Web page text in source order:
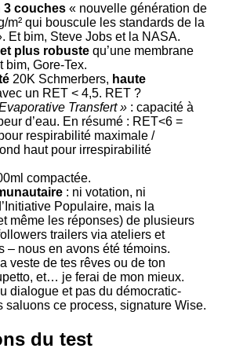
couches « nouvelle génération de
m² qui bouscule les standards de la
Et bim, Steve Jobs et la NASA.
plus robuste qu’une membrane
bim, Gore-Tex.
20K Schmerbers, haute
un RET < 4,5. RET ?
Transfert » : capacité à
d’eau. En résumé : RET<6 =
respirabilité maximale /
haut pour irrespirabilité
compactée.
: ni votation, ni
Populaire, mais la
même les réponses) de plusieurs
trailers via ateliers et
– nous en avons été témoins.
veste de tes rêves ou de ton
et… je ferai de mon mieux.
dialogue et pas du démocratic-
saluons ce process, signature Wise.
du test